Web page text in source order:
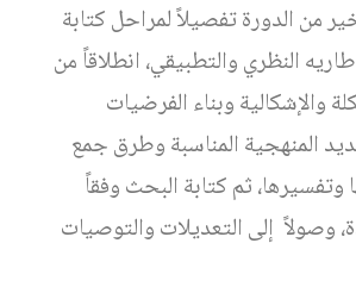
من الدورة تفصيلاً لمراحل كتابة
النظري والتطبيقي، انطلاقاً من
والإشكالية وبناء الفرضيات
المنهجية المناسبة وطرق جمع
وتفسيرها، ثم كتابة البحث وفقاً
وصولاً إلى التعديلات والتوصيات